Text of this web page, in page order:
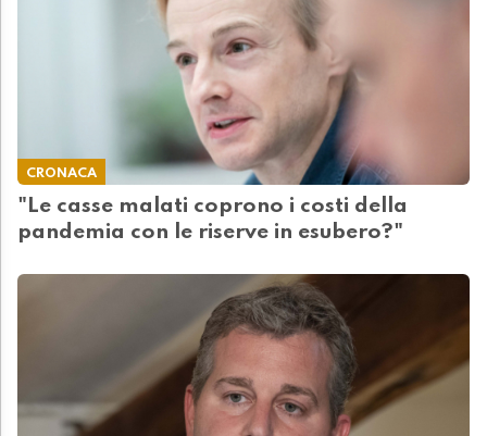
CRONACA
"Le casse malati coprono i costi della
pandemia con le riserve in esubero?"